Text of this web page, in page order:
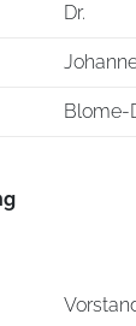
Dr.
Blome-